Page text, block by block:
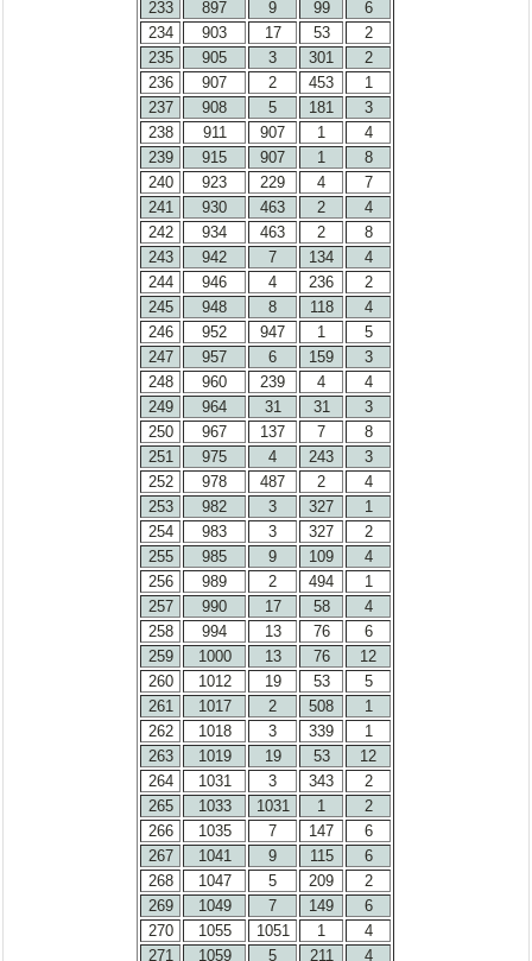
233
897 9 99
6
234
903 17 53
2
235
905 3 301
2
236
907 2 453
1
237
908 5 181
3
238
911 907 1
4
239
915 907 1
8
240
923 229 4
7
241
930 463 2
4
242
934 463 2
8
243
942 7 134
4
244
946 4 236
2
245
948 8 118
4
246
952 947 1
5
247
957 6 159
3
248
960 239 4
4
249
964 31 31
3
250
967 137 7
8
251
975 4 243
3
252
978 487 2
4
253
982 3 327
1
254
983 3 327
2
255
985 9 109
4
256
989 2 494
1
257
990 17 58
4
258
994 13 76
6
259
1000 13 76
12
260
1012 19 53
5
261
1017 2 508
1
262
1018 3 339
1
263
1019 19 53
12
264
1031 3 343
2
265
1033 1031 1
2
266
1035 7 147
6
267
1041 9 115
6
268
1047 5 209
2
269
1049 7 149
6
270
1055 1051 1
4
271
1059 5 211 4